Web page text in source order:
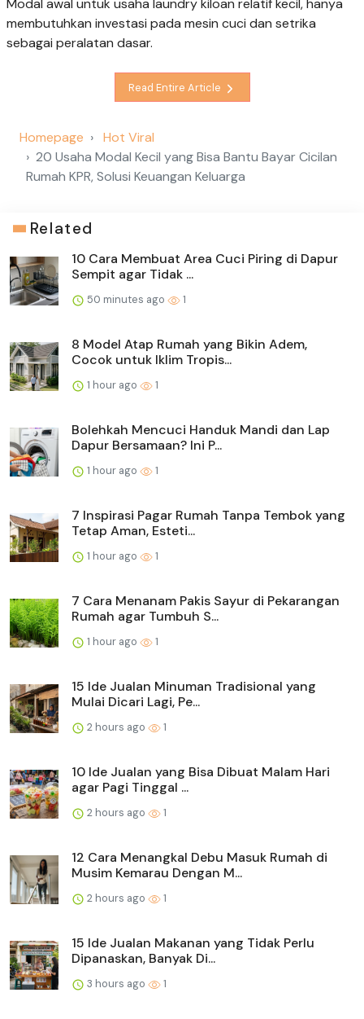
Modal awal untuk usaha laundry kiloan relatif kecil, hanya
membutuhkan investasi pada mesin cuci dan setrika
sebagai peralatan dasar.
Read Entire Article
Homepage
Hot Viral
20 Usaha Modal Kecil yang Bisa Bantu Bayar Cicilan
Rumah KPR, Solusi Keuangan Keluarga
Related
10 Cara Membuat Area Cuci Piring di Dapur
Sempit agar Tidak ...
50 minutes ago 1
8 Model Atap Rumah yang Bikin Adem,
Cocok untuk Iklim Tropis...
1 hour ago 1
Bolehkah Mencuci Handuk Mandi dan Lap
Dapur Bersamaan? Ini P...
1 hour ago 1
7 Inspirasi Pagar Rumah Tanpa Tembok yang
Tetap Aman, Esteti...
1 hour ago 1
7 Cara Menanam Pakis Sayur di Pekarangan
Rumah agar Tumbuh S...
1 hour ago 1
15 Ide Jualan Minuman Tradisional yang
Mulai Dicari Lagi, Pe...
2 hours ago 1
10 Ide Jualan yang Bisa Dibuat Malam Hari
agar Pagi Tinggal ...
2 hours ago 1
12 Cara Menangkal Debu Masuk Rumah di
Musim Kemarau Dengan M...
2 hours ago 1
15 Ide Jualan Makanan yang Tidak Perlu
Dipanaskan, Banyak Di...
3 hours ago 1